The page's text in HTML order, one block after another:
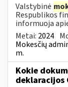
Valstybinė
Respublikos
informuoja
Metai: 2024
Mokesčių
m.
Kokie
deklaracijos